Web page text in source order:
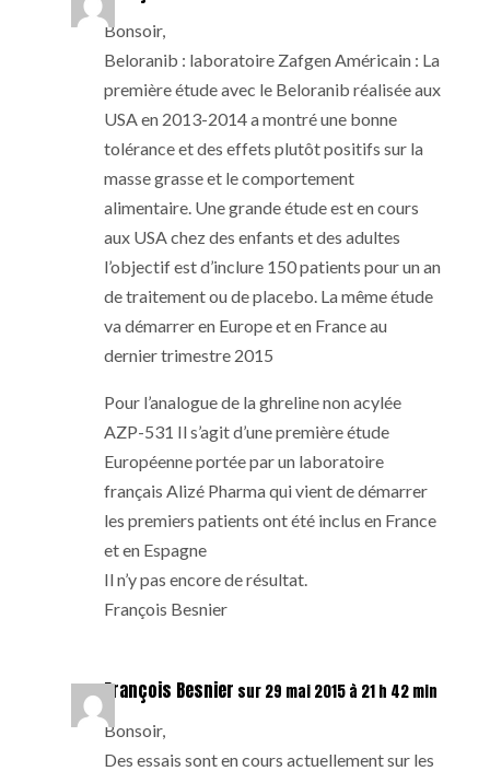
Bonsoir,
Beloranib : laboratoire Zafgen Américain : La
première étude avec le Beloranib réalisée aux
USA en 2013-2014 a montré une bonne
tolérance et des effets plutôt positifs sur la
masse grasse et le comportement
alimentaire. Une grande étude est en cours
aux USA chez des enfants et des adultes
l’objectif est d’inclure 150 patients pour un an
de traitement ou de placebo. La même étude
va démarrer en Europe et en France au
dernier trimestre 2015
Pour l’analogue de la ghreline non acylée
AZP-531 Il s’agit d’une première étude
Européenne portée par un laboratoire
français Alizé Pharma qui vient de démarrer
les premiers patients ont été inclus en France
et en Espagne
Il n’y pas encore de résultat.
François Besnier
François Besnier sur 29 mai 2015 à 21 h 42 min
Bonsoir,
Des essais sont en cours actuellement sur les